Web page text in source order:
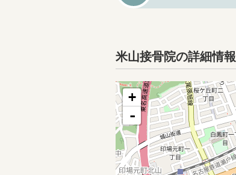
米山接骨院の詳細情報
+
-